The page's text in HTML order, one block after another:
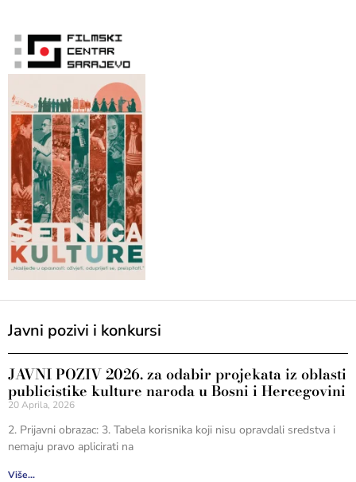
Javni pozivi i konkursi
JAVNI POZIV 2026. za odabir projekata iz oblasti
publicistike kulture naroda u Bosni i Hercegovini
20 Aprila, 2026
2. Prijavni obrazac: 3. Tabela korisnika koji nisu opravdali sredstva i
nemaju pravo aplicirati na
Više...